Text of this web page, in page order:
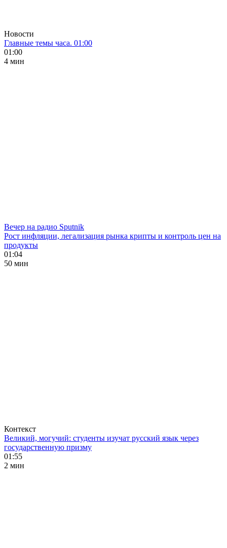
Новости
Главные темы часа. 01:00
01:00
4 мин
Вечер на радио Sputnik
Рост инфляции, легализация рынка крипты и контроль цен на
продукты
01:04
50 мин
Контекст
Великий, могучий: студенты изучат русский язык через
государственную призму
01:55
2 мин